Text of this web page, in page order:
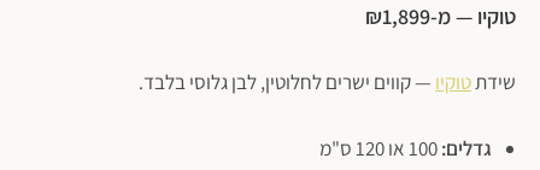
טוקיו — מ-₪1,899
שידתטוקיו — קווים ישרים לחלוטין, לבן גלוסי בלבד.
גדלים: